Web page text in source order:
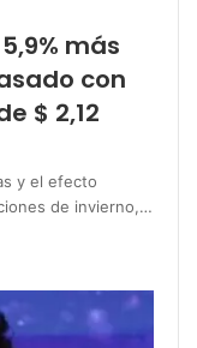
más
con
$ 2,12
y el efecto
de invierno,…